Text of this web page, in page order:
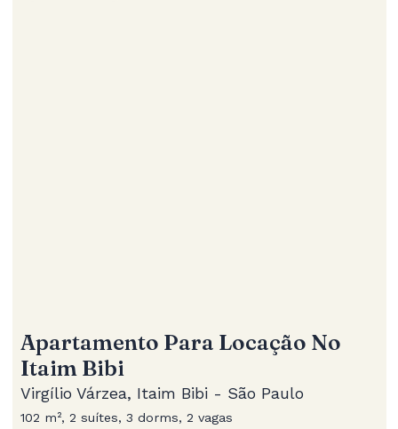
Apartamento Para Locação No
Itaim Bibi
Virgílio Várzea, Itaim Bibi - São Paulo
102 m², 2 suítes, 3 dorms, 2 vagas